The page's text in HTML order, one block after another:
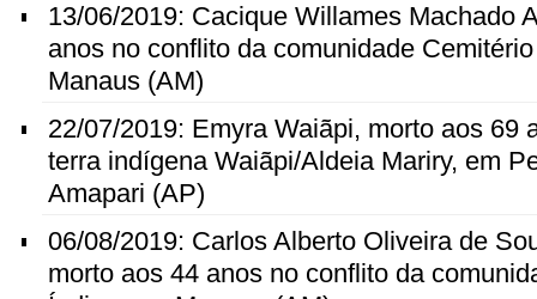
13/06/2019: Cacique Willames Machado
anos no conflito da comunidade
Manaus (AM)
22/07/2019: Emyra Waiãpi, morto aos 69
terra indígena Waiãpi/Aldeia Mariry, em
Amapari (AP)
06/08/2019: Carlos Alberto Oliveira de
morto aos 44 anos no conflito da